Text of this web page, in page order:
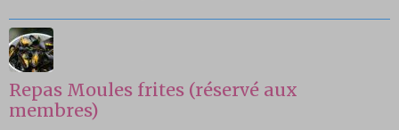
Repas Moules frites (réservé aux
membres)